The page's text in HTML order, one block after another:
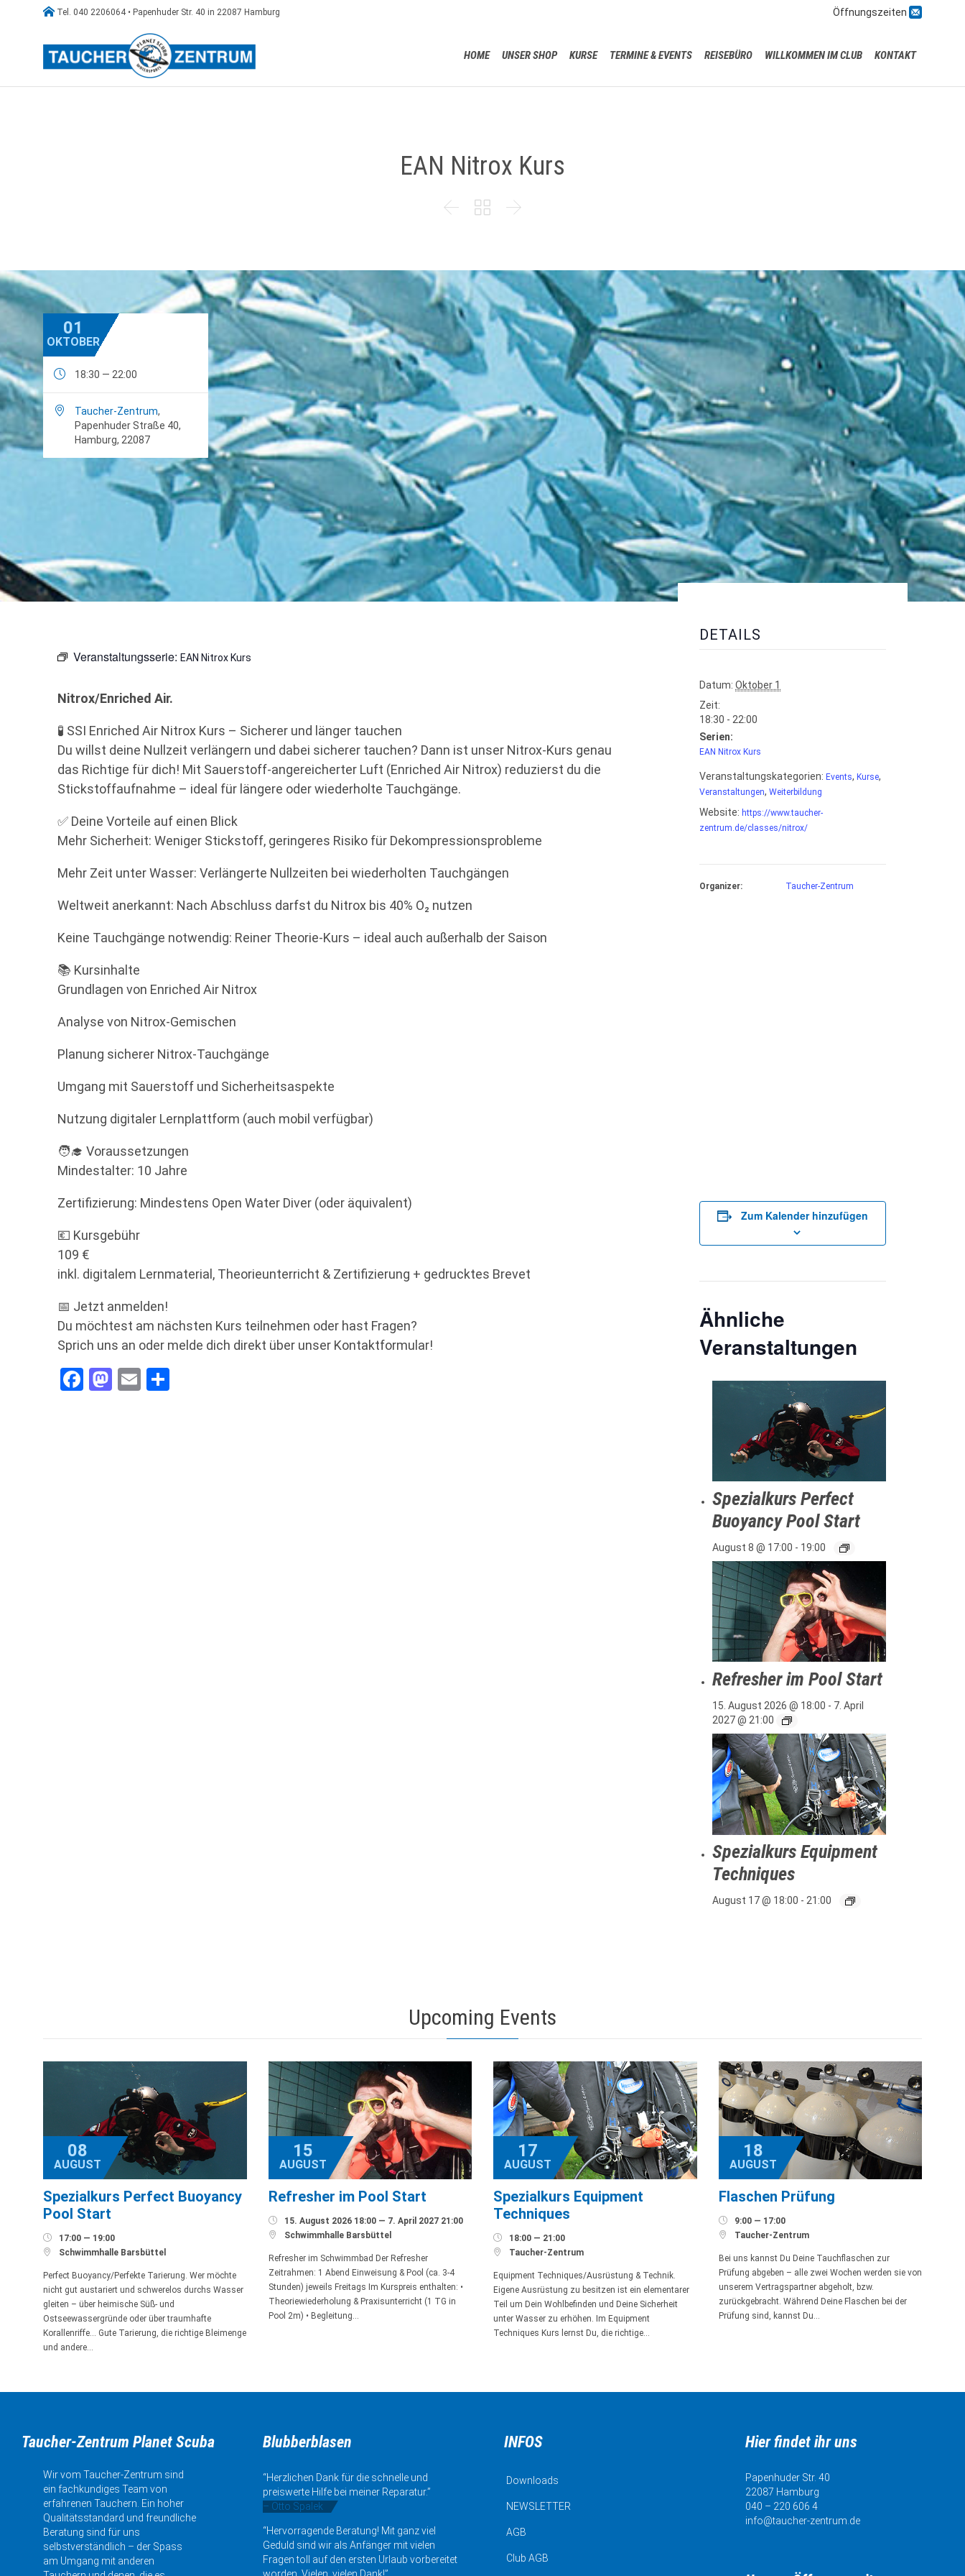
 Tel. 040 2206064 • Papenhuder Str. 40 in 22087 Hamburg Öffnungszeiten 
HOME UNSER SHOP KURSE TERMINE & EVENTS REISEBÜRO WILLKOMMEN IM CLUB KONTAKT
EAN Nitrox Kurs
  
01
OKTOBER
 18:30 — 22:00
 Taucher-Zentrum,
Papenhuder Straße 40,
Hamburg, 22087
Veranstaltungsserie: EAN Nitrox Kurs
Nitrox/Enriched Air.
🧪 SSI Enriched Air Nitrox Kurs – Sicherer und länger tauchen
Du willst deine Nullzeit verlängern und dabei sicherer tauchen? Dann ist unser Nitrox-Kurs genau
das Richtige für dich! Mit Sauerstoff-angereicherter Luft (Enriched Air Nitrox) reduzierst du die
Stickstoffaufnahme – ideal für längere oder wiederholte Tauchgänge.
✅ Deine Vorteile auf einen Blick
Mehr Sicherheit: Weniger Stickstoff, geringeres Risiko für Dekompressionsprobleme
Mehr Zeit unter Wasser: Verlängerte Nullzeiten bei wiederholten Tauchgängen
Weltweit anerkannt: Nach Abschluss darfst du Nitrox bis 40% O₂ nutzen
Keine Tauchgänge notwendig: Reiner Theorie-Kurs – ideal auch außerhalb der Saison
📚 Kursinhalte
Grundlagen von Enriched Air Nitrox
Analyse von Nitrox-Gemischen
Planung sicherer Nitrox-Tauchgänge
Umgang mit Sauerstoff und Sicherheitsaspekte
Nutzung digitaler Lernplattform (auch mobil verfügbar)
🧑‍🎓 Voraussetzungen
Mindestalter: 10 Jahre
Zertifizierung: Mindestens Open Water Diver (oder äquivalent)
💶 Kursgebühr
109 €
inkl. digitalem Lernmaterial, Theorieunterricht & Zertifizierung + gedrucktes Brevet
📅 Jetzt anmelden!
Du möchtest am nächsten Kurs teilnehmen oder hast Fragen?
Sprich uns an oder melde dich direkt über unser Kontaktformular!
Facebook
Mastodon
Email
DETAILS
Datum: Oktober 1
Zeit:
18:30 - 22:00
Serien:
EAN Nitrox Kurs
Veranstaltungskategorien: Events, Kurse,
Veranstaltungen, Weiterbildung
Website: https://www.taucher-
zentrum.de/classes/nitrox/
Organizer: Taucher-Zentrum
Zum Kalender hinzufügen
Ähnliche
Veranstaltungen
Spezialkurs Perfect
Buoyancy Pool Start
August 8 @ 17:00 - 19:00
Refresher im Pool Start
15. August 2026 @ 18:00 - 7. April
2027 @ 21:00
Spezialkurs Equipment
Techniques
August 17 @ 18:00 - 21:00
Upcoming Events
08
AUGUST
Spezialkurs Perfect Buoyancy
Pool Start
 17:00 — 19:00
 Schwimmhalle Barsbüttel
Perfect Buoyancy/Perfekte Tarierung. Wer möchte
nicht gut austariert und schwerelos durchs Wasser
gleiten – über heimische Süß- und
Ostseewassergründe oder über traumhafte
Korallenriffe… Gute Tarierung, die richtige Bleimenge
und andere…
15
AUGUST
Refresher im Pool Start
 15. August 2026 18:00 — 7. April 2027 21:00
 Schwimmhalle Barsbüttel
Refresher im Schwimmbad Der Refresher
Zeitrahmen: 1 Abend Einweisung & Pool (ca. 3-4
Stunden) jeweils Freitags Im Kurspreis enthalten: •
Theoriewiederholung & Praxisunterricht (1 TG in
Pool 2m) • Begleitung…
17
AUGUST
Spezialkurs Equipment
Techniques
 18:00 — 21:00
 Taucher-Zentrum
Equipment Techniques/Ausrüstung & Technik.
Eigene Ausrüstung zu besitzen ist ein elementarer
Teil um Dein Wohlbefinden und Deine Sicherheit
unter Wasser zu erhöhen. Im Equipment
Techniques Kurs lernst Du, die richtige…
18
AUGUST
Flaschen Prüfung
 9:00 — 17:00
 Taucher-Zentrum
Bei uns kannst Du Deine Tauchflaschen zur
Prüfung abgeben – alle zwei Wochen werden sie von
unserem Vertragspartner abgeholt, bzw.
zurückgebracht. Während Deine Flaschen bei der
Prüfung sind, kannst Du…
Taucher-Zentrum Planet Scuba
Wir vom Taucher-Zentrum sind
ein fachkundiges Team von
erfahrenen Tauchern. Ein hoher
Qualitätsstandard und freundliche
Beratung sind für uns
selbstverständlich – der Spass
am Umgang mit anderen
Blubberblasen
“Herzlichen Dank für die schnelle und
preiswerte Hilfe bei meiner Reparatur.”
– Otto Spalek
“Hervorragende Beratung! Mit ganz viel
Geduld sind wir als Anfänger mit vielen
Fragen toll auf den ersten Urlaub vorbereitet
INFOS
Downloads
NEWSLETTER
AGB
Club AGB
Hier findet ihr uns
Papenhuder Str. 40
22087 Hamburg
040 – 220 606 4
info@taucher-zentrum.de